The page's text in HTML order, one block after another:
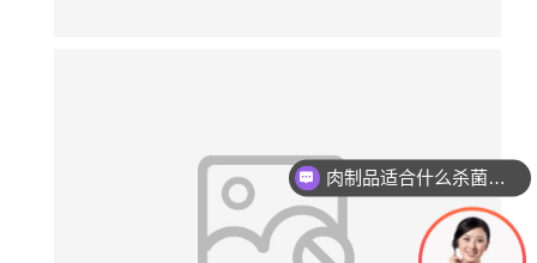
肉制品适合什么杀菌方式?